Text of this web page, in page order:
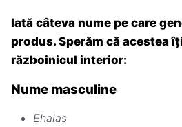
Iată câteva nume pe care
produs. Sperăm că acestea
războinicul interior:
Nume masculine
Ehalas